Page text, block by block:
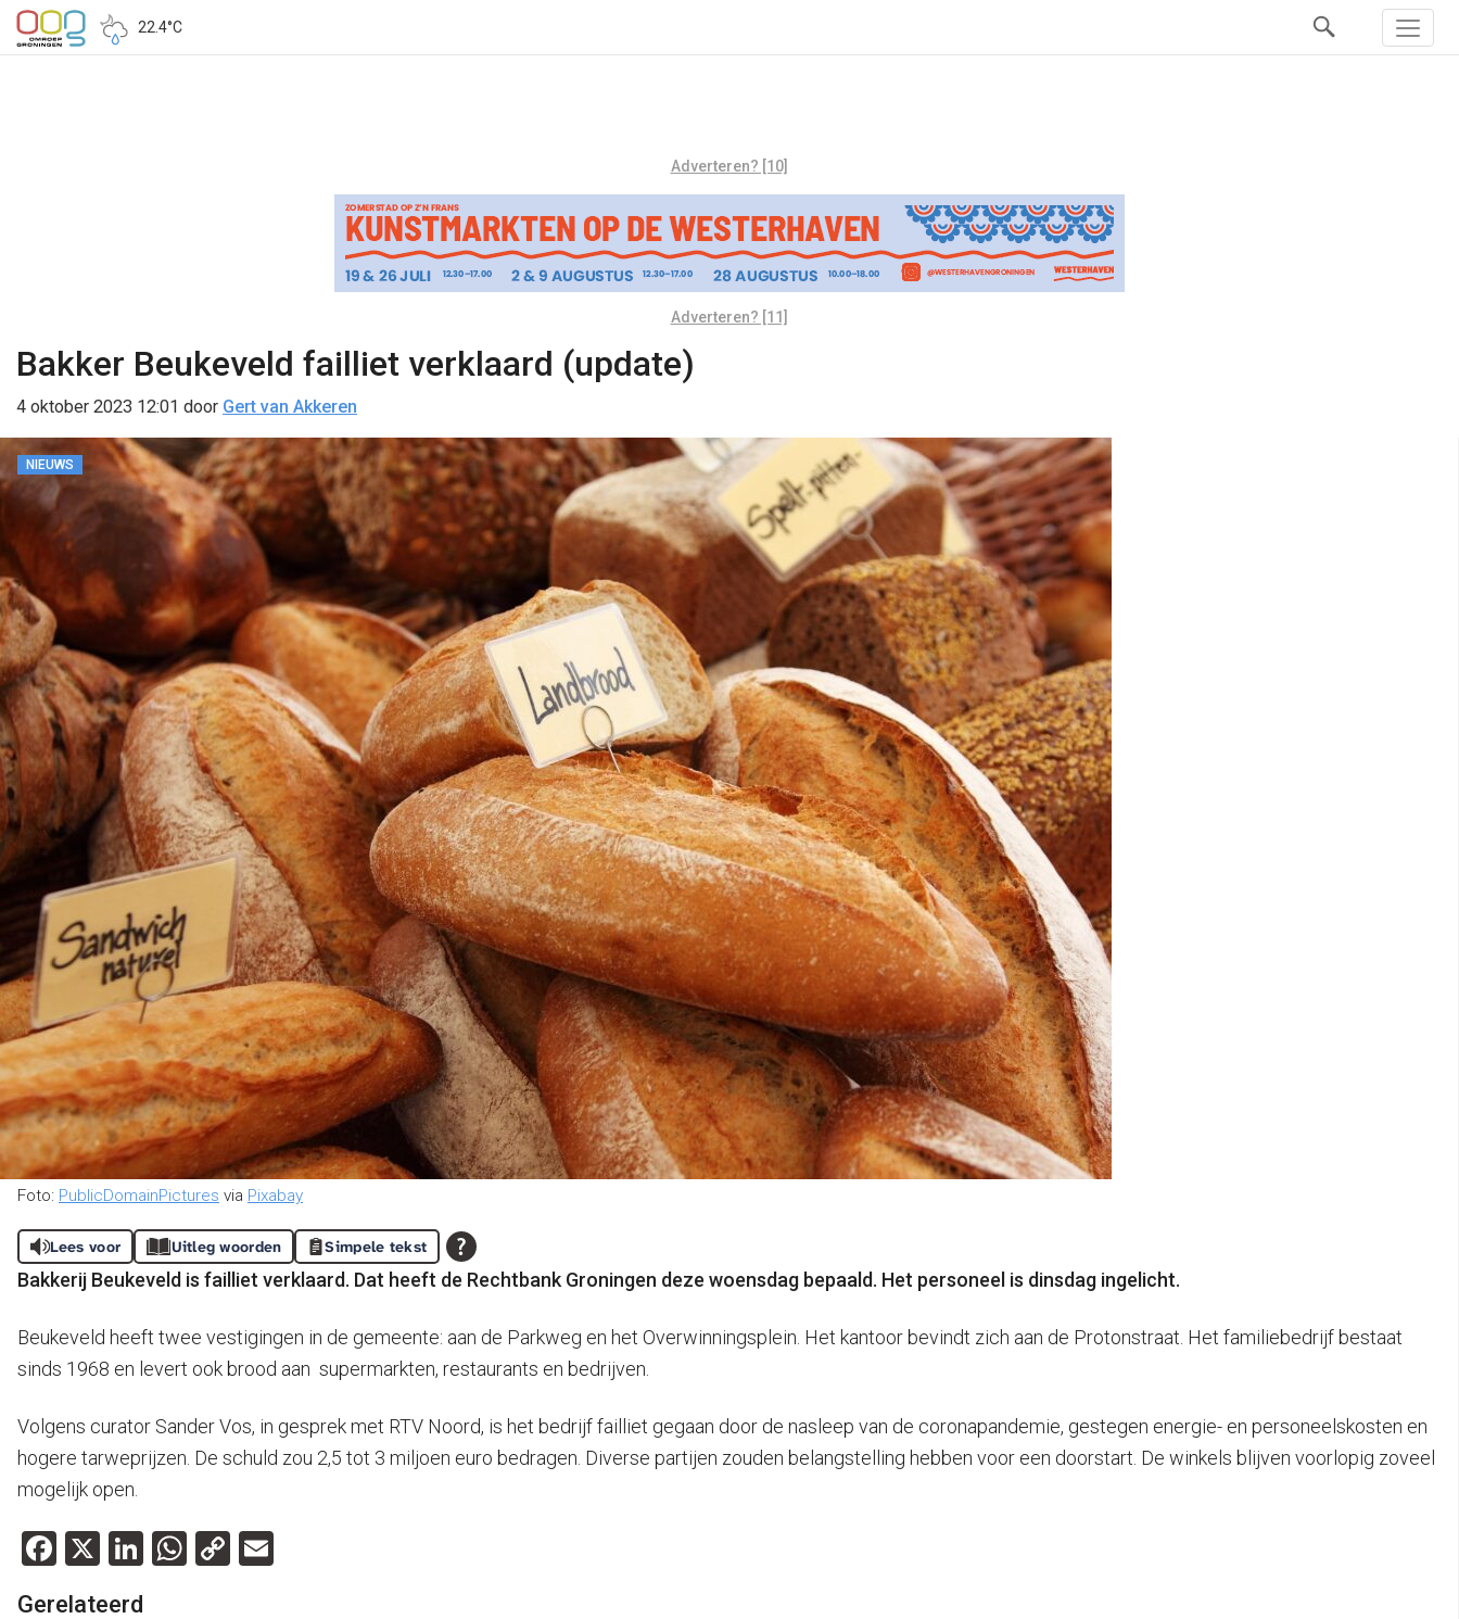
22.4°C
Adverteren? [10]
Adverteren? [11]
Bakker Beukeveld failliet verklaard (update)
4 oktober 2023 12:01 door Gert van Akkeren
NIEUWS
Foto: PublicDomainPictures via Pixabay
Lees voor Uitleg woorden Simpele tekst
Bakkerij Beukeveld is failliet verklaard. Dat heeft de Rechtbank Groningen deze woensdag bepaald. Het personeel is dinsdag ingelicht.
Beukeveld heeft twee vestigingen in de gemeente: aan de Parkweg en het Overwinningsplein. Het kantoor bevindt zich aan de Protonstraat. Het familiebedrijf bestaat
sinds 1968 en levert ook brood aan supermarkten, restaurants en bedrijven.
Volgens curator Sander Vos, in gesprek met RTV Noord, is het bedrijf failliet gegaan door de nasleep van de coronapandemie, gestegen energie- en personeelskosten en
hogere tarweprijzen. De schuld zou 2,5 tot 3 miljoen euro bedragen. Diverse partijen zouden belangstelling hebben voor een doorstart. De winkels blijven voorlopig zoveel
mogelijk open.
Facebook
X LinkedIn
WhatsApp
Copy
Gerelateerd